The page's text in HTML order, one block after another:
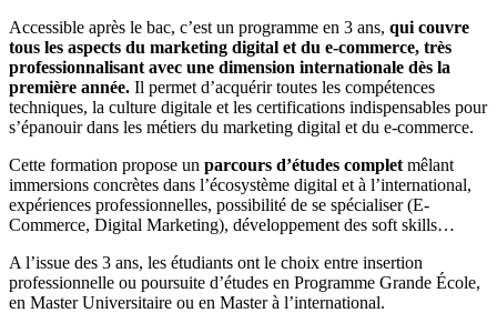
Accessible après le bac, c’est un programme en 3 ans, qui couvre
tous les aspects du marketing digital et du e-commerce, très
professionnalisant avec une dimension internationale dès la
première année. Il permet d’acquérir toutes les compétences
techniques, la culture digitale et les certifications indispensables pour
s’épanouir dans les métiers du marketing digital et du e-commerce.
Cette formation propose un parcours d’études complet mêlant
immersions concrètes dans l’écosystème digital et à l’international,
expériences professionnelles, possibilité de se spécialiser (E-
Commerce, Digital Marketing), développement des soft skills…
A l’issue des 3 ans, les étudiants ont le choix entre insertion
professionnelle ou poursuite d’études en Programme Grande École,
en Master Universitaire ou en Master à l’international.